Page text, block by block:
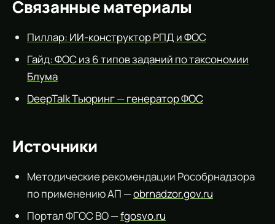
Связанные материалы
Пиллар: ИИ-конструктор РПД и ФОС
Гайд: ФОС из 6 типов заданий по таксономии
Блума
DeepTalk Тьюринг — генератор ФОС
Источники
Методические рекомендации Рособрнадзора
по применению АП —obrnadzor.gov.ru
Портал ФГОС ВО —fgosvo.ru